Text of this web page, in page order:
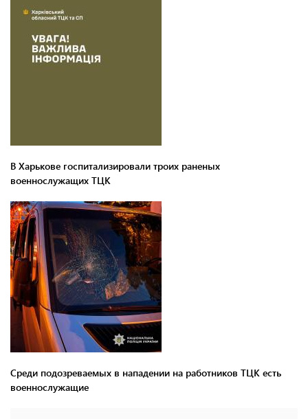
В Харькове госпитализировали троих раненых
военнослужащих ТЦК
Среди подозреваемых в нападении на работников ТЦК есть
военнослужащие